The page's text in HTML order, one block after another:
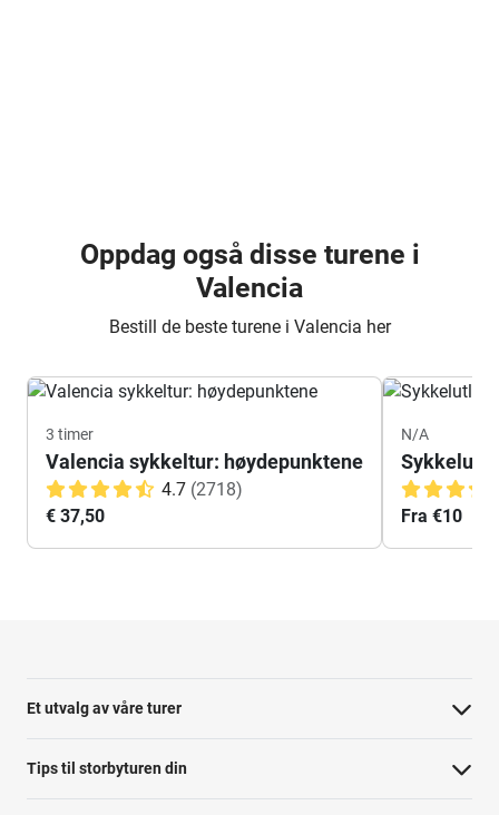
Oppdag også disse turene i
Valencia
Bestill de beste turene i Valencia her
3 timer
Valencia sykkeltur: høydepunktene
4.7 (2718)
€ 37,50
N/A
Fra €10
Et utvalg av våre turer
Tips til storbyturen din